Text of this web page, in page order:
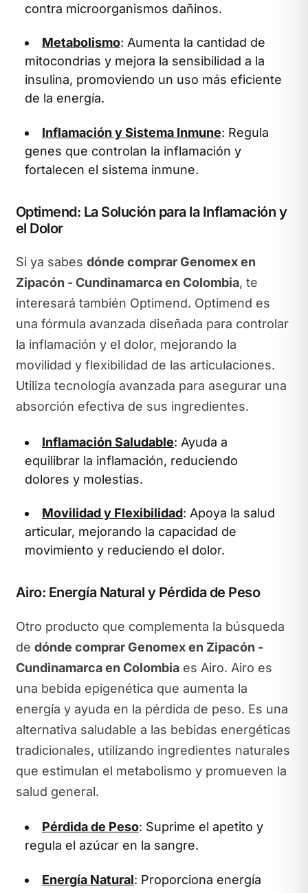
contra microorganismos dañinos.
Metabolismo: Aumenta la cantidad de
mitocondrias y mejora la sensibilidad a la
insulina, promoviendo un uso más eficiente
de la energía.
Inflamación y Sistema Inmune: Regula
genes que controlan la inflamación y
fortalecen el sistema inmune.
Optimend: La Solución para la Inflamación y
el Dolor
Si ya sabes dónde comprar Genomex en
Zipacón - Cundinamarca en Colombia, te
interesará también Optimend. Optimend es
una fórmula avanzada diseñada para controlar
la inflamación y el dolor, mejorando la
movilidad y flexibilidad de las articulaciones.
Utiliza tecnología avanzada para asegurar una
absorción efectiva de sus ingredientes.
Inflamación Saludable: Ayuda a
equilibrar la inflamación, reduciendo
dolores y molestias.
Movilidad y Flexibilidad: Apoya la salud
articular, mejorando la capacidad de
movimiento y reduciendo el dolor.
Airo: Energía Natural y Pérdida de Peso
Otro producto que complementa la búsqueda
de dónde comprar Genomex en Zipacón -
Cundinamarca en Colombiaes Airo. Airo es
una bebida epigenética que aumenta la
energía y ayuda en la pérdida de peso. Es una
alternativa saludable a las bebidas energéticas
tradicionales, utilizando ingredientes naturales
que estimulan el metabolismo y promueven la
salud general.
Pérdida de Peso: Suprime el apetito y
regula el azúcar en la sangre.
Energía Natural: Proporciona energía